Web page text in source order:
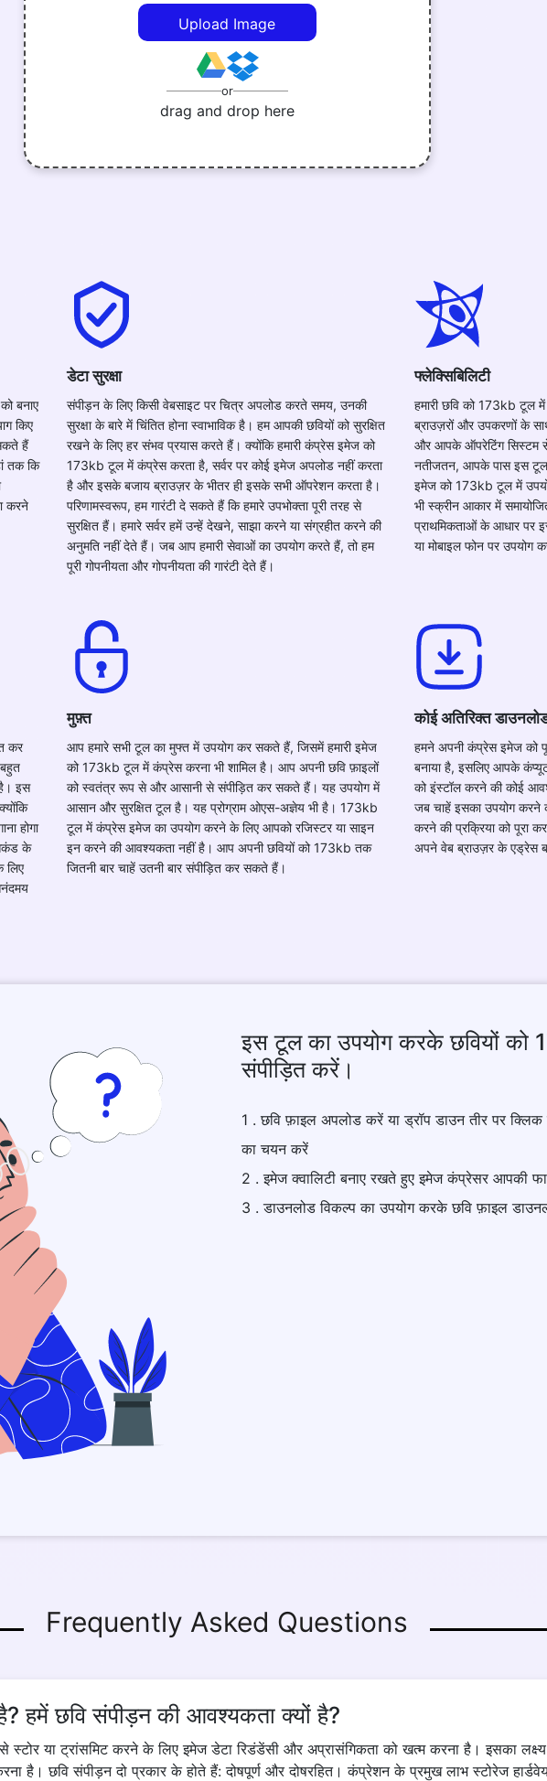
Upload Image
or
drag and drop here
बनाए
किए
हैं
तक कि
करने
डेटा सुरक्षा
संपीड़न के लिए किसी वेबसाइट पर चित्र अपलोड करते समय, उनकी
सुरक्षा के बारे में चिंतित होना स्वाभाविक है। हम आपकी छवियों को सुरक्षित
रखने के लिए हर संभव प्रयास करते हैं। क्योंकि हमारी कंप्रेस इमेज को
173kb टूल में कंप्रेस करता है, सर्वर पर कोई इमेज अपलोड नहीं करता
है और इसके बजाय ब्राउज़र के भीतर ही इसके सभी ऑपरेशन करता है।
परिणामस्वरूप, हम गारंटी दे सकते हैं कि हमारे उपभोक्ता पूरी तरह से
सुरक्षित हैं। हमारे सर्वर हमें उन्हें देखने, साझा करने या संग्रहीत करने की
अनुमति नहीं देते हैं। जब आप हमारी सेवाओं का उपयोग करते हैं, तो हम
पूरी गोपनीयता और गोपनीयता की गारंटी देते हैं।
फ्लेक्सिबिलिटी
हमारी छवि को 173kb टूल में
ब्राउज़रों और उपकरणों के
और आपके ऑपरेटिंग सिस्टम
नतीजतन, आपके पास इस
इमेज को 173kb टूल में
भी स्क्रीन आकार में
प्राथमिकताओं के आधार पर
या मोबाइल फोन पर उपयोग
कर
इस
होगा
के
लिए
मुफ़्त
आप हमारे सभी टूल का मुफ्त में उपयोग कर सकते हैं, जिसमें हमारी इमेज
को 173kb टूल में कंप्रेस करना भी शामिल है। आप अपनी छवि फ़ाइलों
को स्वतंत्र रूप से और आसानी से संपीड़ित कर सकते हैं। यह उपयोग में
आसान और सुरक्षित टूल है। यह प्रोग्राम ओएस-अज्ञेय भी है। 173kb
टूल में कंप्रेस इमेज का उपयोग करने के लिए आपको रजिस्टर या साइन
इन करने की आवश्यकता नहीं है। आप अपनी छवियों को 173kb तक
जितनी बार चाहें उतनी बार संपीड़ित कर सकते हैं।
कोई अतिरिक्त
हमने अपनी कंप्रेस इमेज को
बनाया है, इसलिए आपके
को इंस्टॉल करने की कोई
जब चाहें इसका उपयोग करने
करने की प्रक्रिया को पूरा
अपने वेब ब्राउज़र के एड्रेस
इस टूल का उपयोग करके छवियों
संपीड़ित करें।
1 . छवि फ़ाइल अपलोड करें या ड्रॉप डाउन तीर पर
का चयन करें
2 . इमेज क्वालिटी बनाए रखते हुए इमेज कंप्रेसर आपकी
3 . डाउनलोड विकल्प का उपयोग करके छवि फ़ाइल
Frequently Asked Questions
हमें छवि संपीड़न की आवश्यकता क्यों है?
या ट्रांसमिट करने के लिए इमेज डेटा रिडंडेंसी और अप्रासंगिकता को खत्म करना है। इसका लक्ष्य
छवि संपीड़न दो प्रकार के होते हैं: दोषपूर्ण और दोषरहित। कंप्रेशन के प्रमुख लाभ स्टोरेज